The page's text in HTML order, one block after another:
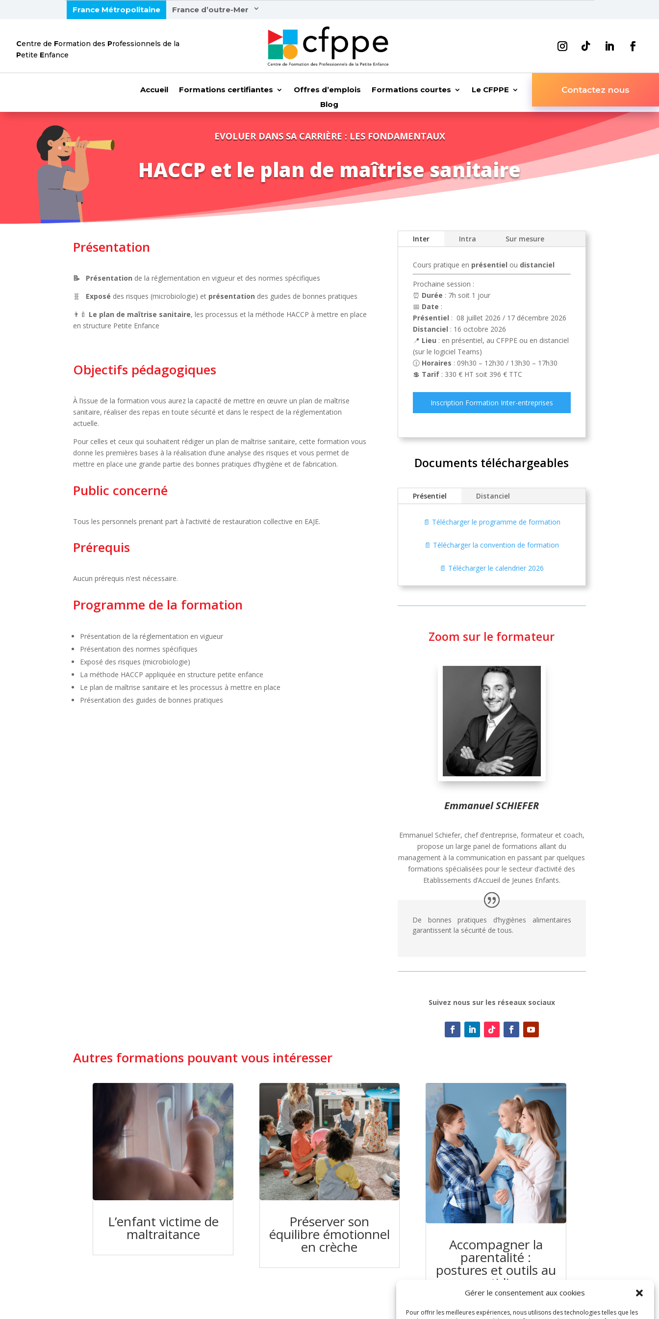
Gérer le consentement aux cookies
Pour offrir les meilleures expériences, nous utilisons des technologies telles que les
France Métropolitaine France d’outre-Mer
Centre de Formation des Professionnels de la
Petite Enfance
Accueil Formations certifiantes Offres d’emplois Formations courtes
Le CFPPE
Blog
Contactez nous
EVOLUER DANS SA CARRIÈRE : LES FONDAMENTAUX
HACCP et le plan de maîtrise sanitaire
Présentation
📝 Présentation de la réglementation en vigueur et des normes spécifiques
🧬 Exposé des risques (microbiologie) et présentation des guides de bonnes pratiques
👨‍🍼 Le plan de maîtrise sanitaire, les processus et la méthode HACCP à mettre en place
en structure Petite Enfance
Objectifs pédagogiques
À l’issue de la formation vous aurez la capacité de mettre en œuvre un plan de maîtrise
sanitaire, réaliser des repas en toute sécurité et dans le respect de la réglementation
actuelle.
Pour celles et ceux qui souhaitent rédiger un plan de maîtrise sanitaire, cette formation vous
donne les premières bases à la réalisation d’une analyse des risques et vous permet de
mettre en place une grande partie des bonnes pratiques d’hygiène et de fabrication.
Public concerné
Tous les personnels prenant part à l’activité de restauration collective en EAJE.
Prérequis
Aucun prérequis n’est nécessaire.
Programme de la formation
Présentation de la réglementation en vigueur
Présentation des normes spécifiques
Exposé des risques (microbiologie)
La méthode HACCP appliquée en structure petite enfance
Le plan de maîtrise sanitaire et les processus à mettre en place
Présentation des guides de bonnes pratiques
Inter Intra Sur mesure
Cours pratique en présentiel ou distanciel
Prochaine session :
⏰ Durée : 7h soit 1 jour
📅 Date :
Présentiel : 08 juillet 2026 / 17 décembre 2026
Distanciel : 16 octobre 2026
📍 Lieu : en présentiel, au CFPPE ou en distanciel
(sur le logiciel Teams)
🕧 Horaires : 09h30 – 12h30 / 13h30 – 17h30
💲 Tarif : 330 € HT soit 396 € TTC
Inscription Formation Inter-entreprises
Documents téléchargeables
Présentiel Distanciel
📄 Télécharger le programme de formation
📄 Télécharger la convention de formation
📄 Télécharger le calendrier 2026
Zoom sur le formateur
Emmanuel SCHIEFER
Emmanuel Schiefer, chef d’entreprise, formateur et coach,
propose un large panel de formations allant du
management à la communication en passant par quelques
formations spécialisées pour le secteur d’activité des
Etablissements d’Accueil de Jeunes Enfants.
De bonnes pratiques d’hygiènes alimentaires
garantissent la sécurité de tous.
Suivez nous sur les réseaux sociaux
Autres formations pouvant vous intéresser
L’enfant victime de
maltraitance
Préserver son
équilibre émotionnel
en crèche Accompagner la
parentalité :
postures et outils au
quotidien